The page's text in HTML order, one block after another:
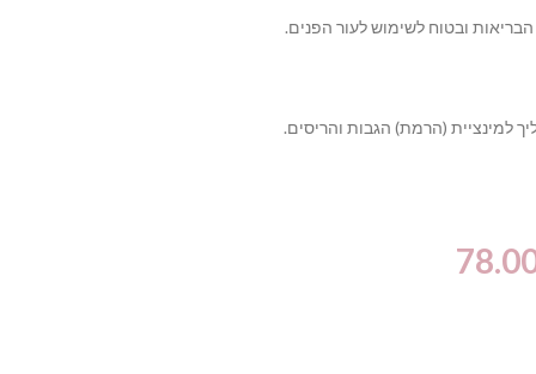
ובטוח לשימוש לעור הפנים.
למינציית (הרמת) הגבות והריסים.